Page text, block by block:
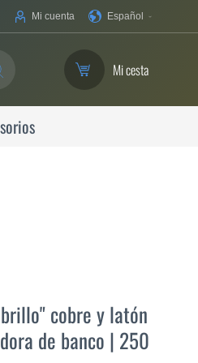
Su
Español
Mi cuenta
Mi cesta
cobre y latón
de banco | 250